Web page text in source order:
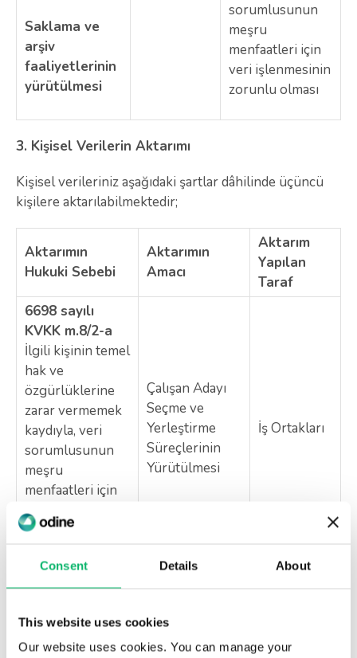
Consent Details About
This website uses cookies
Our website uses cookies. You can manage your
sorumlusunun
meşru
menfaatleri için
veri işlenmesinin
zorunlu olması
Saklama ve
arşiv
faaliyetlerinin
yürütülmesi
3. Kişisel Verilerin Aktarımı
Kişisel verileriniz aşağıdaki şartlar dâhilinde üçüncü
kişilere aktarılabilmektedir;
Aktarımın
Hukuki Sebebi
Aktarımın
Amacı
Aktarım
Yapılan
Taraf
6698 sayılı
KVKK m.8/2-a
İlgili kişinin temel
hak ve
özgürlüklerine
zarar vermemek
kaydıyla, veri
sorumlusunun
meşru
menfaatleri için
veri işlenmesinin
zorunlu olması
Çalışan Adayı
Seçme ve
Yerleştirme
Süreçlerinin
Yürütülmesi
İş Ortakları
KVKK m.9/1
İlgili kişinin açık
Kurumsal
kullanılması, iş